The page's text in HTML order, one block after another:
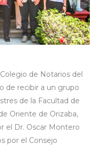
de Notarios del
de recibir a un grupo
de la Facultad de
Oriente de Orizaba,
el Dr. Oscar Montero
por el Consejo